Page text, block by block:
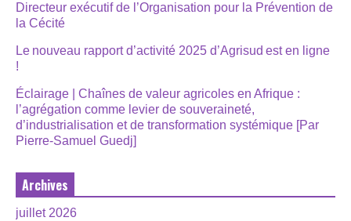
Directeur exécutif de l’Organisation pour la Prévention de
la Cécité
Le nouveau rapport d’activité 2025 d’Agrisud est en ligne
!
Éclairage | Chaînes de valeur agricoles en Afrique :
l’agrégation comme levier de souveraineté,
d’industrialisation et de transformation systémique [Par
Pierre-Samuel Guedj]
Archives
juillet 2026